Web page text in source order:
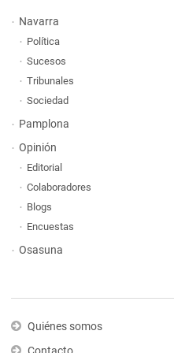
Navarra
Política
Sucesos
Tribunales
Sociedad
Pamplona
Opinión
Editorial
Colaboradores
Blogs
Encuestas
Osasuna
Quiénes somos